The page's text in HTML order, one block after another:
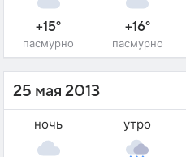
+15°
пасмурно
+16°
пасмурно
25 мая 2013
ночь утро